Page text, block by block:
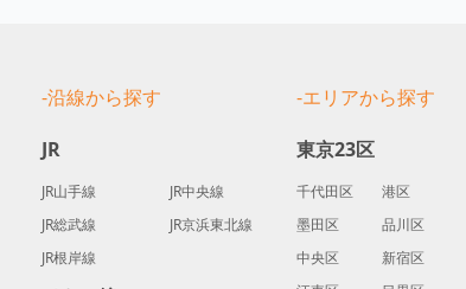
-沿線から探す
JR
JR山手線
JR中央線
JR総武線
JR京浜東北線
JR根岸線
-エリアから探す
東京23区
千代田区 港区
墨田区
品川区
中央区
新宿区